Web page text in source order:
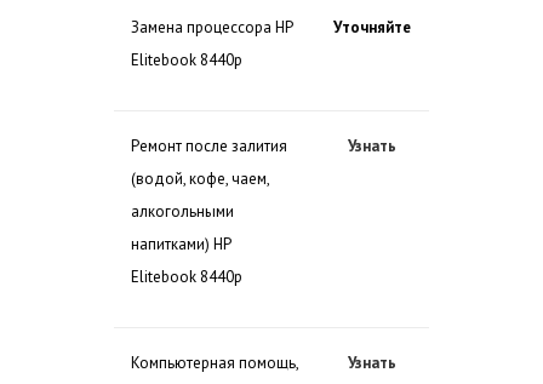
Замена процессора HP
Elitebook 8440p
Уточняйте
Ремонт после залития
(водой, кофе, чаем,
алкогольными
напитками) HP
Elitebook 8440p
Узнать
Компьютерная помощь,
Узнать